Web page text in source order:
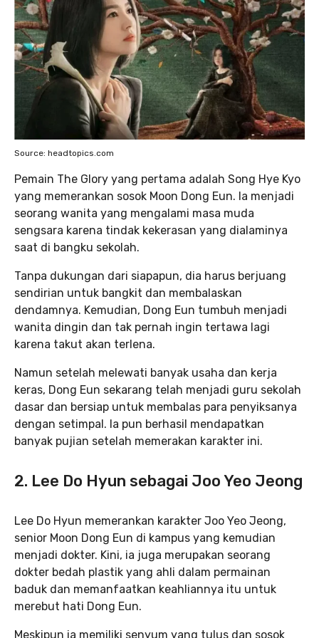
Source: headtopics.com
Pemain The Glory yang pertama adalah Song Hye Kyo
yang memerankan sosok Moon Dong Eun. Ia menjadi
seorang wanita yang mengalami masa muda
sengsara karena tindak kekerasan yang dialaminya
saat di bangku sekolah.
Tanpa dukungan dari siapapun, dia harus berjuang
sendirian untuk bangkit dan membalaskan
dendamnya. Kemudian, Dong Eun tumbuh menjadi
wanita dingin dan tak pernah ingin tertawa lagi
karena takut akan terlena.
Namun setelah melewati banyak usaha dan kerja
keras, Dong Eun sekarang telah menjadi guru sekolah
dasar dan bersiap untuk membalas para penyiksanya
dengan setimpal. Ia pun berhasil mendapatkan
banyak pujian setelah memerakan karakter ini.
2. Lee Do Hyun sebagai Joo Yeo Jeong
Lee Do Hyun memerankan karakter Joo Yeo Jeong,
senior Moon Dong Eun di kampus yang kemudian
menjadi dokter. Kini, ia juga merupakan seorang
dokter bedah plastik yang ahli dalam permainan
baduk dan memanfaatkan keahliannya itu untuk
merebut hati Dong Eun.
Meskipun ia memiliki senyum yang tulus dan sosok